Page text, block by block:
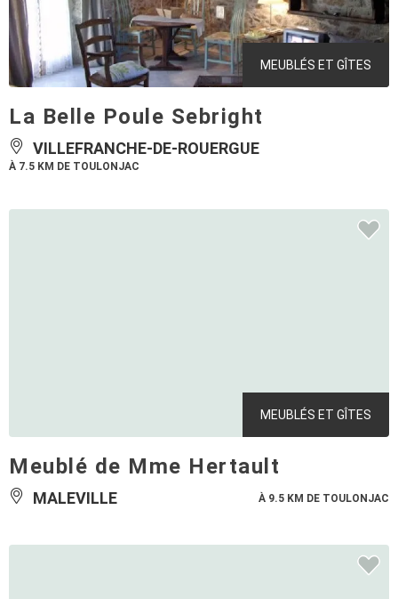
MEUBLÉS ET GÎTES
La Belle Poule Sebright
VILLEFRANCHE-DE-ROUERGUE
À 7.5 KM DE TOULONJAC
MEUBLÉS ET GÎTES
Meublé de Mme Hertault
MALEVILLE À 9.5 KM DE TOULONJAC